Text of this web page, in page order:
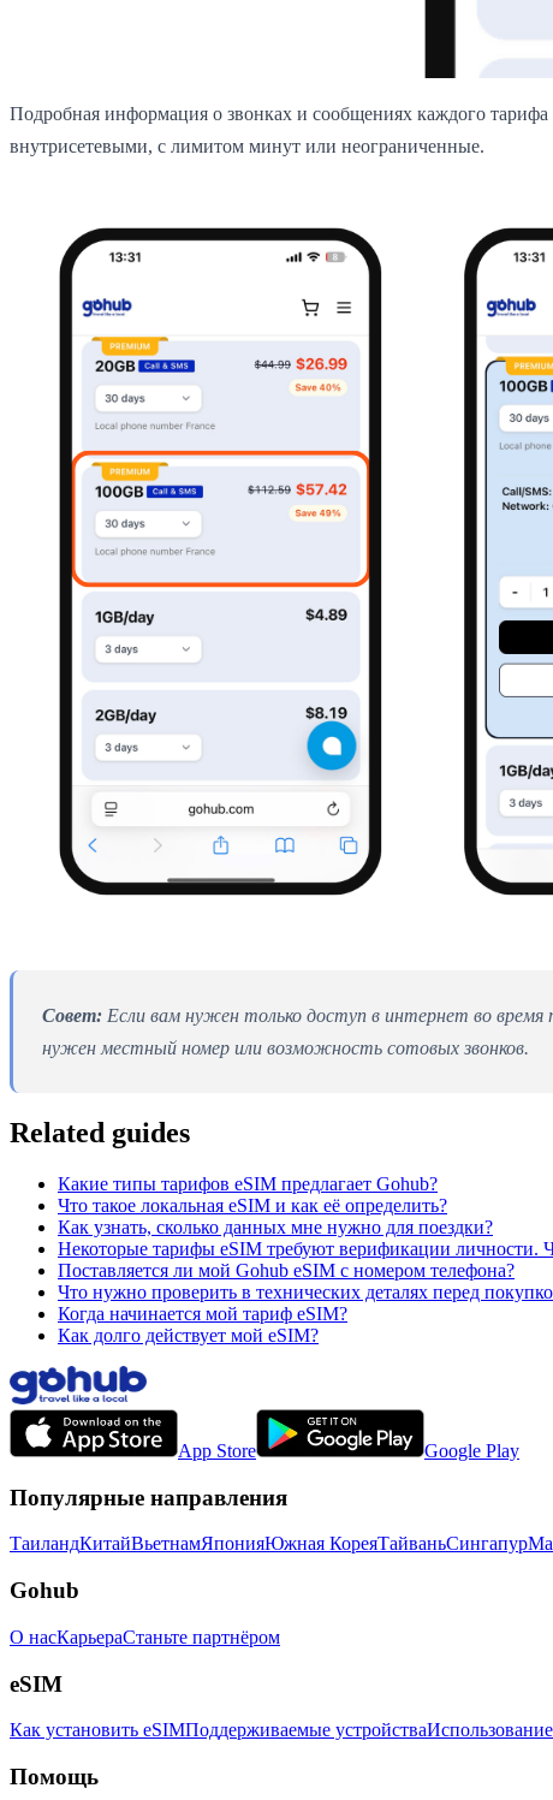
Подробная информация о звонках и сообщениях каждого тарифа
внутрисетевыми, с лимитом минут или неограниченные.
Совет: Если вам нужен только доступ в интернет во время
нужен местный номер или возможность сотовых звонков.
Related guides
Какие типы тарифов eSIM предлагает Gohub?
Что такое локальная eSIM и как её определить?
Как узнать, сколько данных мне нужно для поездки?
Некоторые тарифы eSIM требуют верификации личности.
Поставляется ли мой Gohub eSIM с номером телефона?
Что нужно проверить в технических деталях перед
Когда начинается мой тариф eSIM?
Как долго действует мой eSIM?
App Store Google Play
Популярные направления
ТаиландКитайВьетнамЯпонияЮжная КореяТайваньСингапур
Gohub
О насКарьераСтаньте партнёром
eSIM
Как установить eSIMПоддерживаемые устройства
Помощь